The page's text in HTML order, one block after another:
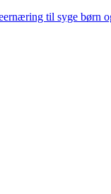
til syge børn